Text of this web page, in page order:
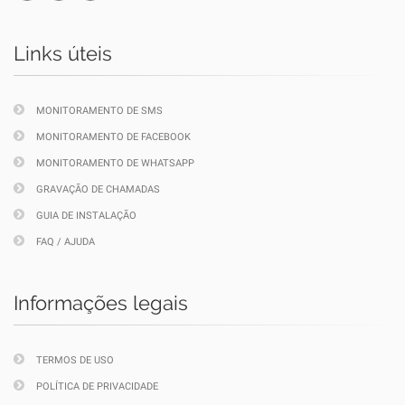
Links úteis
MONITORAMENTO DE SMS
MONITORAMENTO DE FACEBOOK
MONITORAMENTO DE WHATSAPP
GRAVAÇÃO DE CHAMADAS
GUIA DE INSTALAÇÃO
FAQ / AJUDA
Informações legais
TERMOS DE USO
POLÍTICA DE PRIVACIDADE